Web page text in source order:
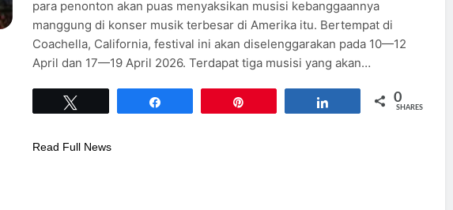
para penonton akan puas menyaksikan musisi kebanggaannya
manggung di konser musik terbesar di Amerika itu. Bertempat di
Coachella, California, festival ini akan diselenggarakan pada 10—12
April dan 17—19 April 2026. Terdapat tiga musisi yang akan…
0
SHARES
Read Full News